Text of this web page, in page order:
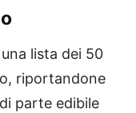
lista dei 50
riportandone
parte edibile